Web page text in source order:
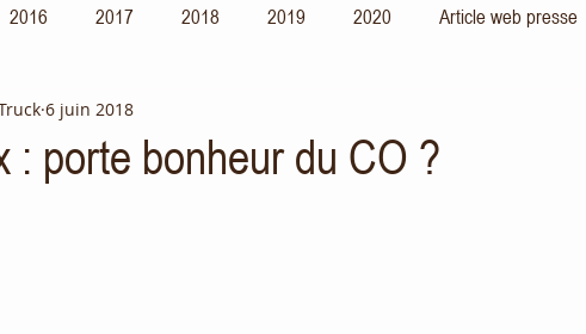
2016 2017 2018 2019 2020 Article web presse
: porte bonheur du CO ?
6 juin 2018